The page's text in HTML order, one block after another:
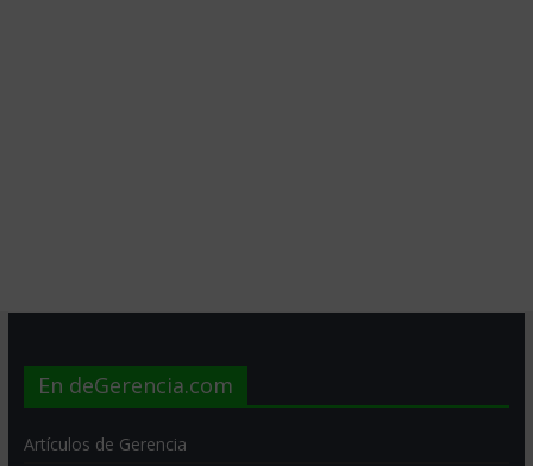
En deGerencia.com
Artículos de Gerencia